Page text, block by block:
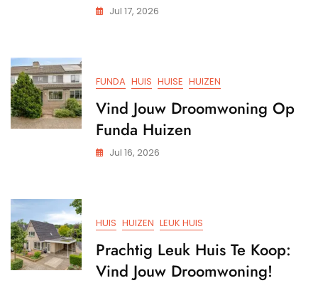
Jul 17, 2026
FUNDA HUIS HUISE HUIZEN
Vind Jouw Droomwoning Op
Funda Huizen
Jul 16, 2026
HUIS HUIZEN LEUK HUIS
Prachtig Leuk Huis Te Koop:
Vind Jouw Droomwoning!